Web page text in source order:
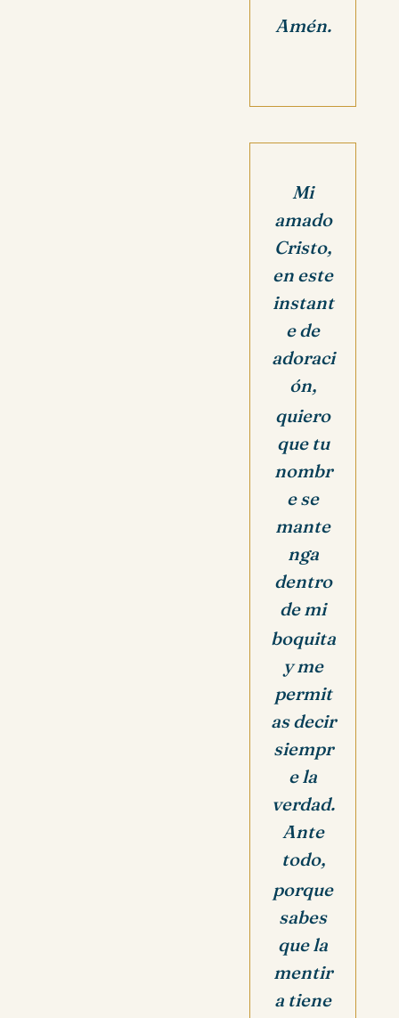
Amén.
Mi
amado
Cristo,
en este
instant
e de
adoraci
ón,
quiero
que tu
nombr
e se
mante
nga
dentro
de mi
boquita
y me
permit
as decir
siempr
e la
verdad.
Ante
todo,
porque
sabes
que la
mentir
a tiene